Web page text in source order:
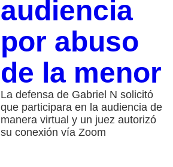
audiencia
por abuso
de la menor
La defensa de Gabriel N solicitó
que participara en la audiencia de
manera virtual y un juez autorizó
su conexión vía Zoom